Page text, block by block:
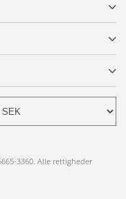
3360. Alle rettigheder